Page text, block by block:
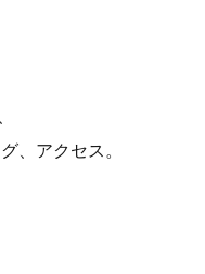
、アクセス。